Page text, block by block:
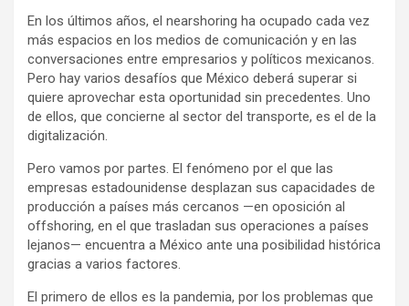
En los últimos años, el nearshoring ha ocupado cada vez
más espacios en los medios de comunicación y en las
conversaciones entre empresarios y políticos mexicanos.
Pero hay varios desafíos que México deberá superar si
quiere aprovechar esta oportunidad sin precedentes. Uno
de ellos, que concierne al sector del transporte, es el de la
digitalización.
Pero vamos por partes. El fenómeno por el que las
empresas estadounidense desplazan sus capacidades de
producción a países más cercanos —en oposición al
offshoring, en el que trasladan sus operaciones a países
lejanos— encuentra a México ante una posibilidad histórica
gracias a varios factores.
El primero de ellos es la pandemia, por los problemas que